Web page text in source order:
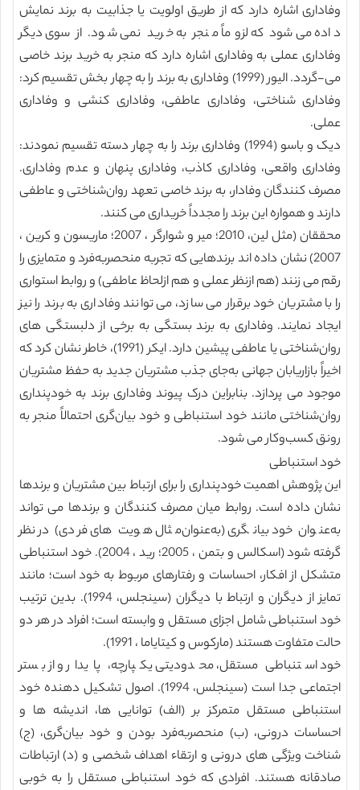
وفاداری اشاره دارد که از طریق اولویت یا جذابیت به برند نمایش
داده می‌شود که لزوماً منجر به خرید نمی شود. از سوی دیگر
وفاداری عملی به وفاداری اشاره دارد که منجر به خرید برند خاصی
می-گردد. الیور (1999) وفاداری به برند را به چهار بخش تقسیم کرد:
وفاداری شناختی، وفاداری عاطفی، وفاداری کنشی و وفاداری
عملی.
دیک و باسو (1994) وفاداری برند را به چهار دسته تقسیم نمودند:
وفاداری واقعی، وفاداری کاذب، وفاداری پنهان و عدم وفاداری.
مصرف کنندگان وفادار، به برند خاصی تعهد روان‌شناختی و عاطفی
دارند و همواره این برند را مجدداً خریداری می کنند.
محققان (مثل لین، 2010؛ میر و شوارگر ، 2007؛ ماریسون و کرین ،
2007) نشان داده اند برندهایی که تجربه منحصربه‌فرد و متمایزی را
رقم می زنند (هم ازنظر عملی و هم ازلحاظ عاطفی) و روابط استواری
را با مشتریان خود برقرار می سازد، می توانند وفاداری به برند را نیز
ایجاد نمایند. وفاداری به برند بستگی به برخی از دلبستگی های
روان‌شناختی یا عاطفی پیشین دارد. ایکر (1991)، خاطر نشان کرد که
اخیراً بازاریابان جهانی به‌جای جذب مشتریان جدید به حفظ مشتریان
موجود می پردازد. بنابراین درک پیوند وفاداری برند به خودپنداری
روان‌شناختی مانند خود استنباطی و خود بیان‌گری احتمالاً منجر به
رونق کسب‌وکار می شود.
خود استنباطی
این پژوهش اهمیت خودپنداری را برای ارتباط بین مشتریان و برندها
نشان داده است. روابط میان مصرف کنندگان و برندها می تواند
به‌عنوان خود بیانگری (به‌عنوان‌مثال هویت های فردی) در نظر
گرفته شود (اسکالس و بتمن ، 2005؛ رید ، 2004). خود استنباطی
متشکل از افکار، احساسات و رفتارهای مربوط به خود است؛ مانند
تمایز از دیگران و ارتباط با دیگران (سینجلس، 1994). بدین ترتیب
خود استنباطی شامل اجزای مستقل و وابسته است؛ افراد در هر دو
حالت متفاوت هستند (مارکوس و کیتایاما ، 1991).
خود استنباطی مستقل، محدودیتی یکپارچه، پایدار و از بستر
اجتماعی جدا است (سینجلس، 1994). اصول تشکیل دهنده خود
استنباطی مستقل متمرکز بر (الف) توانایی ها، اندیشه ها و
احساسات درونی، (ب) منحصربه‌فرد بودن و خود بیان‌گری، (ج)
شناخت ویژگی های درونی و ارتقاء اهداف شخصی و (د) ارتباطات
صادقانه هستند. افرادی که خود استنباطی مستقل را به خوبی